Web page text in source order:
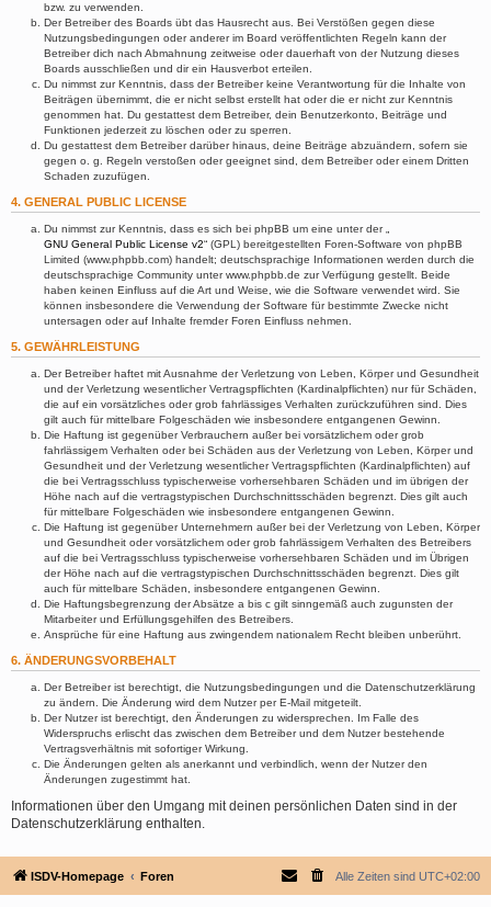
bzw. zu verwenden.
Der Betreiber des Boards übt das Hausrecht aus. Bei Verstößen gegen diese
Nutzungsbedingungen oder anderer im Board veröffentlichten Regeln kann der
Betreiber dich nach Abmahnung zeitweise oder dauerhaft von der Nutzung dieses
Boards ausschließen und dir ein Hausverbot erteilen.
Du nimmst zur Kenntnis, dass der Betreiber keine Verantwortung für die Inhalte von
Beiträgen übernimmt, die er nicht selbst erstellt hat oder die er nicht zur Kenntnis
genommen hat. Du gestattest dem Betreiber, dein Benutzerkonto, Beiträge und
Funktionen jederzeit zu löschen oder zu sperren.
Du gestattest dem Betreiber darüber hinaus, deine Beiträge abzuändern, sofern sie
gegen o. g. Regeln verstoßen oder geeignet sind, dem Betreiber oder einem Dritten
Schaden zuzufügen.
4. GENERAL PUBLIC LICENSE
Du nimmst zur Kenntnis, dass es sich bei phpBB um eine unter der „
GNU General Public License v2“ (GPL) bereitgestellten Foren-Software von phpBB
Limited (www.phpbb.com) handelt; deutschsprachige Informationen werden durch die
deutschsprachige Community unter www.phpbb.de zur Verfügung gestellt. Beide
haben keinen Einfluss auf die Art und Weise, wie die Software verwendet wird. Sie
können insbesondere die Verwendung der Software für bestimmte Zwecke nicht
untersagen oder auf Inhalte fremder Foren Einfluss nehmen.
5. GEWÄHRLEISTUNG
Der Betreiber haftet mit Ausnahme der Verletzung von Leben, Körper und Gesundheit
und der Verletzung wesentlicher Vertragspflichten (Kardinalpflichten) nur für Schäden,
die auf ein vorsätzliches oder grob fahrlässiges Verhalten zurückzuführen sind. Dies
gilt auch für mittelbare Folgeschäden wie insbesondere entgangenen Gewinn.
Die Haftung ist gegenüber Verbrauchern außer bei vorsätzlichem oder grob
fahrlässigem Verhalten oder bei Schäden aus der Verletzung von Leben, Körper und
Gesundheit und der Verletzung wesentlicher Vertragspflichten (Kardinalpflichten) auf
die bei Vertragsschluss typischerweise vorhersehbaren Schäden und im übrigen der
Höhe nach auf die vertragstypischen Durchschnittsschäden begrenzt. Dies gilt auch
für mittelbare Folgeschäden wie insbesondere entgangenen Gewinn.
Die Haftung ist gegenüber Unternehmern außer bei der Verletzung von Leben, Körper
und Gesundheit oder vorsätzlichem oder grob fahrlässigem Verhalten des Betreibers
auf die bei Vertragsschluss typischerweise vorhersehbaren Schäden und im Übrigen
der Höhe nach auf die vertragstypischen Durchschnittsschäden begrenzt. Dies gilt
auch für mittelbare Schäden, insbesondere entgangenen Gewinn.
Die Haftungsbegrenzung der Absätze a bis c gilt sinngemäß auch zugunsten der
Mitarbeiter und Erfüllungsgehilfen des Betreibers.
Ansprüche für eine Haftung aus zwingendem nationalem Recht bleiben unberührt.
6. ÄNDERUNGSVORBEHALT
Der Betreiber ist berechtigt, die Nutzungsbedingungen und die Datenschutzerklärung
zu ändern. Die Änderung wird dem Nutzer per E-Mail mitgeteilt.
Der Nutzer ist berechtigt, den Änderungen zu widersprechen. Im Falle des
Widerspruchs erlischt das zwischen dem Betreiber und dem Nutzer bestehende
Vertragsverhältnis mit sofortiger Wirkung.
Die Änderungen gelten als anerkannt und verbindlich, wenn der Nutzer den
Änderungen zugestimmt hat.
Informationen über den Umgang mit deinen persönlichen Daten sind in der
Datenschutzerklärung enthalten.
ISDV-Homepage Foren Alle Zeiten sind UTC+02:00